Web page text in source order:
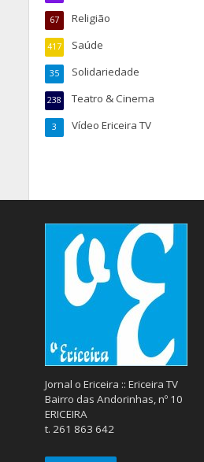
Religião
67
Saúde
417
Solidariedade
35
Teatro & Cinema
238
Vídeo Ericeira TV
3
Jornal o Ericeira :: Ericeira TV
Bairro das Andorinhas, nº 10
ERICEIRA
t. 261 863 642